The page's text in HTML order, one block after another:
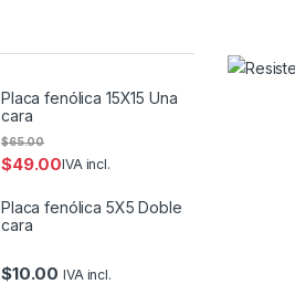
Placa fenólica 15X15 Una
cara
$49.00
$65.00
IVA incl.
Placa fenólica 5X5 Doble
cara
$10.00 IVA incl.